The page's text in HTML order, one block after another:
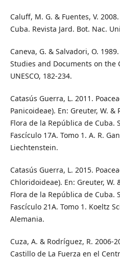
Caluff, M. G. & Fuentes, V.
Cuba. Revista Jard. Bot. Nac.
Caneva, G. & Salvadori, O.
Studies and Documents on the
UNESCO, 182-234.
Catasús Guerra, L. 2011.
Panicoideae). En: Greuter, W. &
Flora de la República de Cuba.
Fascículo 17A. Tomo 1. A. R.
Liechtenstein.
Catasús Guerra, L. 2015.
Chloridoideae). En: Greuter, W.
Flora de la República de Cuba.
Fascículo 21A. Tomo 1. Koeltz
Alemania.
Cuza, A. & Rodríguez, R. 2006-
Castillo de La Fuerza en el